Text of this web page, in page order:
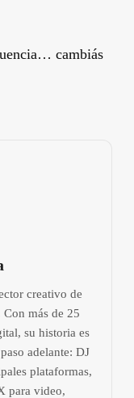
cambiás
creativo de
más de 25
su historia es
adelante: DJ
plataformas,
para video,